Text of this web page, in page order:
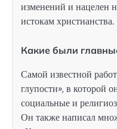
изменений и нацелен
истокам христианства.
Какие были
Самой известной
глупости», в которой
социальные и
Он также написал